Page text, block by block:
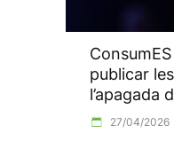
publicar
l’apagada
27/04/2026